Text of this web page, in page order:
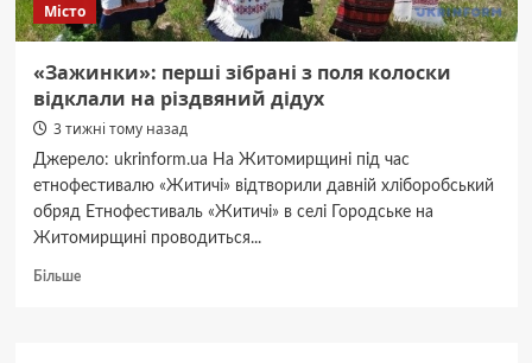
Місто
«Зажинки»: перші зібрані з поля колоски
відклали на різдвяний дідух
3 тижні тому назад
Джерело: ukrinform.ua На Житомирщині під час
етнофестивалю «Житичі» відтворили давній хліборобський
обряд Етнофестиваль «Житичі» в селі Городське на
Житомирщині проводиться...
БільшеДокладніше